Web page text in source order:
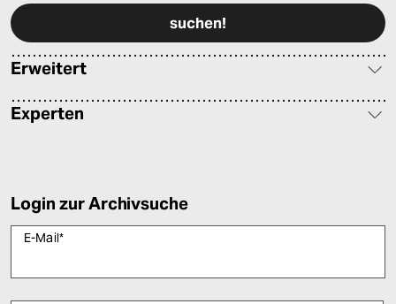
Erweitert
Experten
Login zur Archivsuche
E-Mail*